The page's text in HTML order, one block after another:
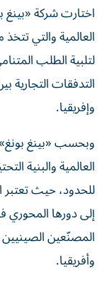
اختارت شركة
العالمية والتي
لتلبية الطلب
التدفقات
وإفريقيا.
وبحسب «بينغ
العالمية والبنية
للحدود، حيث تعتبر
إلى دورها
المصنّعين
وأفريقيا.